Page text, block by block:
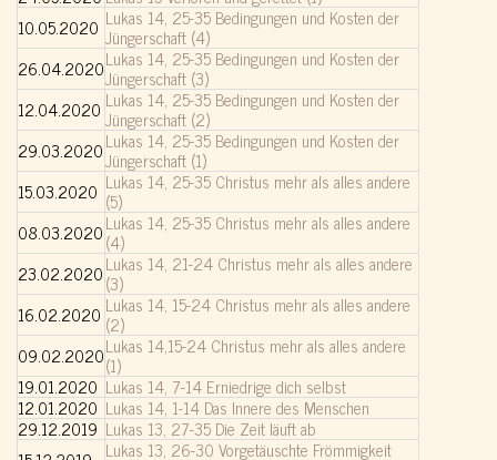
10.05.2020 Lukas 14, 25-35 Bedingungen und Kosten der
Jüngerschaft (4)
26.04.2020Lukas 14, 25-35 Bedingungen und Kosten der
Jüngerschaft (3)
12.04.2020 Lukas 14, 25-35 Bedingungen und Kosten der
Jüngerschaft (2)
29.03.2020Lukas 14, 25-35 Bedingungen und Kosten der
Jüngerschaft (1)
15.03.2020 Lukas 14, 25-35 Christus mehr als alles andere
(5)
08.03.2020Lukas 14, 25-35 Christus mehr als alles andere
(4)
23.02.2020Lukas 14, 21-24 Christus mehr als alles andere
(3)
16.02.2020 Lukas 14, 15-24 Christus mehr als alles andere
(2)
09.02.2020Lukas 14,15-24 Christus mehr als alles andere
(1)
19.01.2020 Lukas 14, 7-14 Erniedrige dich selbst
12.01.2020 Lukas 14, 1-14 Das Innere des Menschen
29.12.2019 Lukas 13, 27-35 Die Zeit läuft ab
Lukas 13, 26-30 Vorgetäuschte Frömmigkeit